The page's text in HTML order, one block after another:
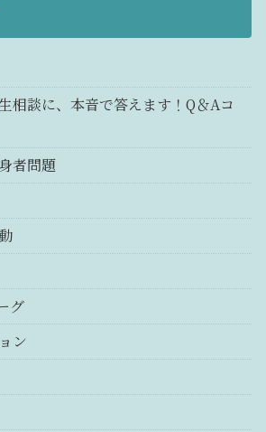
相談に、本音で答えます！Q＆Aコ
者問題
グ
ン